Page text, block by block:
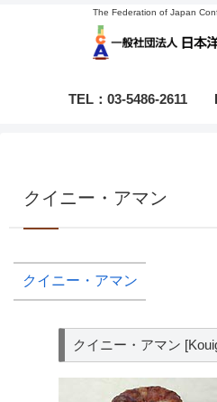
The Federation of Japan
TEL：03-5486-2611
クイニー・アマン
クイニー・アマン
クイニー・アマン